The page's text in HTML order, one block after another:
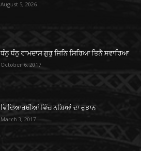
August 5, 2026
ਧੰਨੁ ਧੰਨੁ ਰਾਮਦਾਸ ਗੁਰੁ ਜਿਨਿ ਸਿਰਿਆ ਤਿਨੈ ਸਵਾਰਿਆ
October 6, 2017
ਵਿਦਿਆਰਥੀਆਂ ਵਿੱਚ ਨਸ਼ਿਆਂ ਦਾ ਰੁਝਾਨ
March 3, 2017